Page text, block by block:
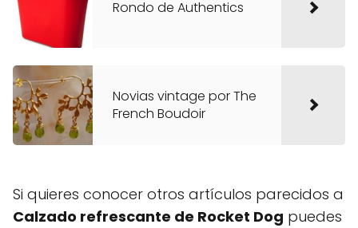
Rondo de Authentics
Novias vintage por The
French Boudoir
Si quieres conocer otros artículos parecidos a
Calzado refrescante de Rocket Dog puedes